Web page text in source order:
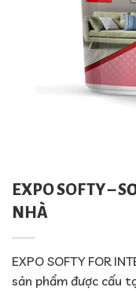
EXPO SOFTY –
NHÀ
EXPO SOFTY FOR
sản phẩm được cấu